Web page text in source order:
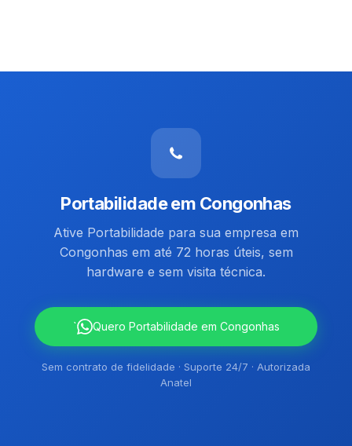
Portabilidade em Congonhas
Ative Portabilidade para sua empresa em
Congonhas em até 72 horas úteis, sem
hardware e sem visita técnica.
` Quero Portabilidade em Congonhas
Sem contrato de fidelidade · Suporte 24/7 · Autorizada
Anatel